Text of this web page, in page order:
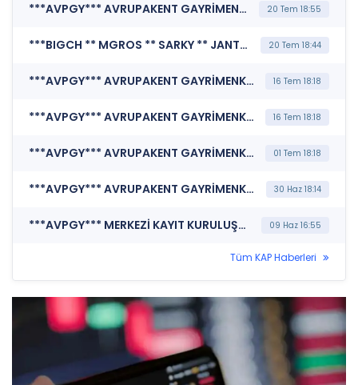
***AVPGY*** AVRUPAKENT GAYRİMENKUL YATIRIM ORTAKLIĞI A.Ş. (Maddi Duran Varlık Alımı) 20 Tem 18:55
***BIGCH ** MGROS ** SARKY ** JANTS ** SDTTR ** AVPGY ** GIPTA ** OSMEN ** ISDMR ** MSGYO ** ALARK ** DOHOL ** KBORU ** AZTEK ** AEFES ** BVSAN ** GENTS ** TEZOL ** AKSGY ** TABGD ** TRCAS ** ENERY ** AYGAZ ** NETCD ** ECZYT*** BORSA İSTANBUL A.Ş. (BIST Pay Endeksleri) 20 Tem 18:44
***AVPGY*** AVRUPAKENT GAYRİMENKUL YATIRIM ORTAKLIĞI A.Ş. (Portföy Sınırlamalarına Uyumun Kontrolü) 16 Tem 18:18
***AVPGY*** AVRUPAKENT GAYRİMENKUL YATIRIM ORTAKLIĞI A.Ş. (Portföy Sınırlamalarına Uyumun Kontrolü) 16 Tem 18:18
***AVPGY*** AVRUPAKENT GAYRİMENKUL YATIRIM ORTAKLIĞI A.Ş. (Özel Durum Açıklaması (Genel)) 01 Tem 18:18
***AVPGY*** AVRUPAKENT GAYRİMENKUL YATIRIM ORTAKLIĞI A.Ş. (Özel Durum Açıklaması (Genel)) 30 Haz 18:14
***AVPGY*** MERKEZİ KAYIT KURULUŞU A.Ş. (Pay Mali Hak Kullanım İşlemi - Nakit Ödeme) 09 Haz 16:55
Tüm KAP Haberleri